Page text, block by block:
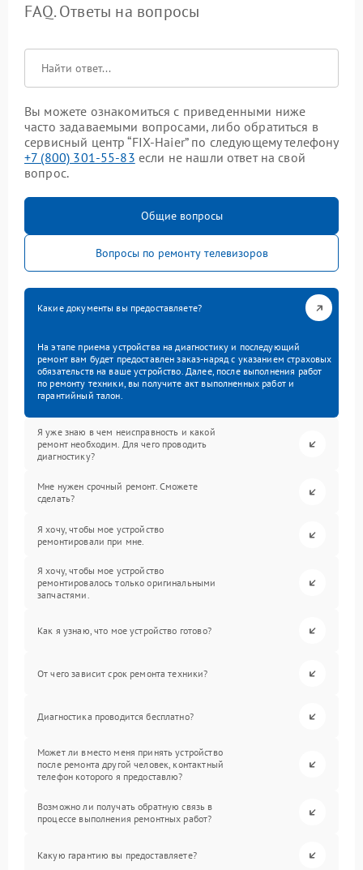
FAQ. Ответы на вопросы
Вы можете ознакомиться с приведенными ниже
часто задаваемыми вопросами, либо обратиться в
сервисный центр “FIX-Haier” по следующему телефону
+7 (800) 301-55-83 если не нашли ответ на свой
вопрос.
Общие вопросы
Вопросы по ремонту телевизоров
Какие документы вы предоставляете?
На этапе приема устройства на диагностику и последующий
ремонт вам будет предоставлен заказ-наряд с указанием страховых
обязательств на ваше устройство. Далее, после выполнения работ
по ремонту техники, вы получите акт выполненных работ и
гарантийный талон.
Я уже знаю в чем неисправность и какой
ремонт необходим. Для чего проводить
диагностику?
Мне нужен срочный ремонт. Сможете
сделать?
Я хочу, чтобы мое устройство
ремонтировали при мне.
Я хочу, чтобы мое устройство
ремонтировалось только оригинальными
запчастями.
Как я узнаю, что мое устройство готово?
От чего зависит срок ремонта техники?
Диагностика проводится бесплатно?
Может ли вместо меня принять устройство
после ремонта другой человек, контактный
телефон которого я предоставлю?
Возможно ли получать обратную связь в
процессе выполнения ремонтных работ?
Какую гарантию вы предоставляете?